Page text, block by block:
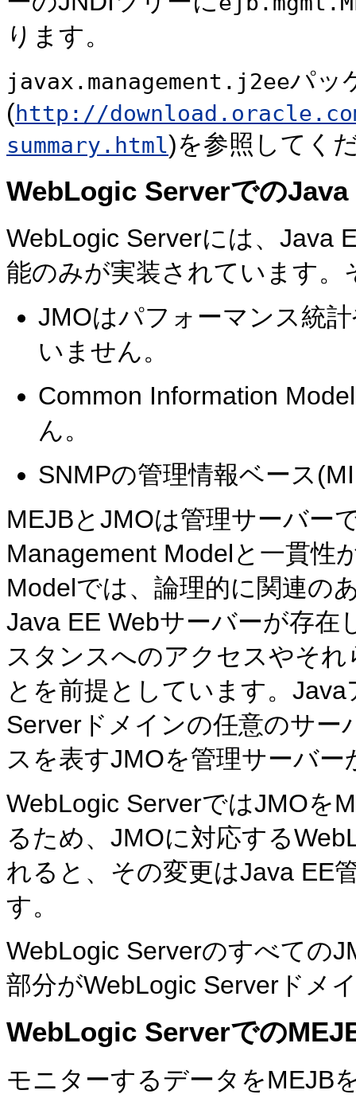
ります。
javax.management.j2eeパッ
(http://
summary.html)を参照してく
WebLogic ServerでのJava
WebLogic Serverには、Java
能のみが実装されています
JMOはパフォーマンス統
いません。
Common Information
ん。
SNMPの管理情報ベース
MEJBとJMOは管理サーバー
Management Modelと一貫性
Modelでは、論理的に関連の
Java EE Webサーバーが存在
スタンスへのアクセスやそ
とを前提としています。
Serverドメインの任意のサー
スを表すJMOを管理サーバ
WebLogic ServerではJMOを
るため、JMOに対応する
れると、その変更はJava EE
す。
WebLogic Serverのすべての
部分がWebLogic Serverドメ
WebLogic Serverでの
モニターするデータをMEJB